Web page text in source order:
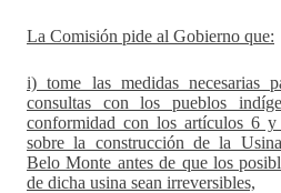
La Comisión pide al Gobierno que:
i) tome las medidas necesarias
consultas con los pueblos
conformidad con los artículos 6
sobre la construcción de la
Belo Monte antes de que los
de dicha usina sean irreversibles,